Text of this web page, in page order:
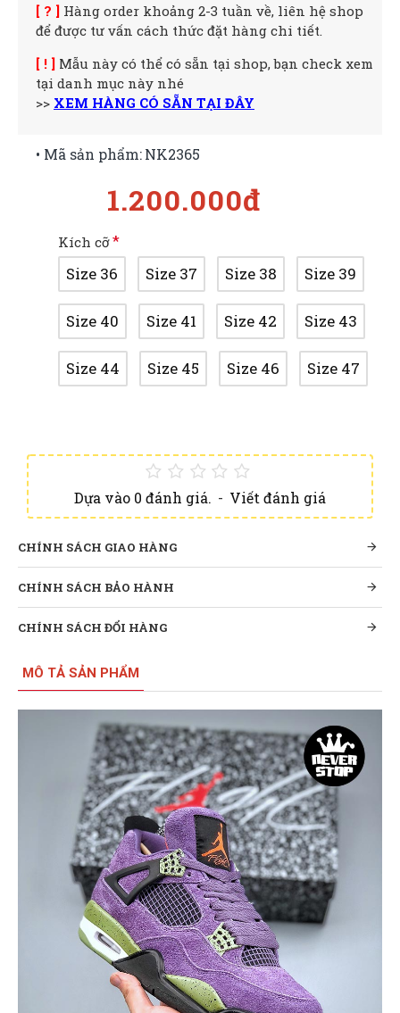
[ ? ] Hàng order khoảng 2-3 tuần về, liên hệ shop
để được tư vấn cách thức đặt hàng chi tiết.
[ ! ] Mẫu này có thể có sẵn tại shop, bạn check xem
tại danh mục này nhé
>> XEM HÀNG CÓ SẴN TẠI ĐÂY
Dựa vào 0 đánh giá. - Viết đánh giá
1.200.000đ
• Mã sản phẩm:NK2365
Kích cỡ
Size 36 Size 37 Size 38 Size 39
Size 40 Size 41 Size 42 Size 43
Size 44 Size 45 Size 46 Size 47
CHÍNH SÁCH GIAO HÀNG
CHÍNH SÁCH BẢO HÀNH
CHÍNH SÁCH ĐỔI HÀNG
MÔ TẢ SẢN PHẨM